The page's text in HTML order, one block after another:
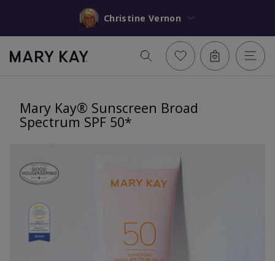
Christine Vernon
Mary Kay® Sunscreen Broad
Spectrum SPF 50*